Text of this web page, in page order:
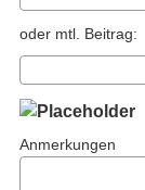
oder mtl. Beitrag:
Anmerkungen